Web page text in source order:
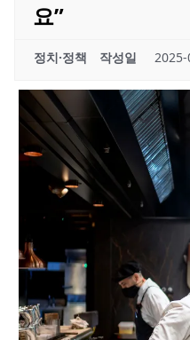
요”
정치·정책 작성일